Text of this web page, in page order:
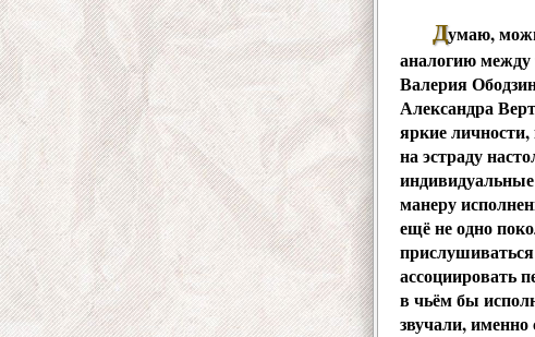
Думаю,
аналогию между
Валерия
Александра
яркие
на эстраду
манеру
ещё не одно
ассоциировать
в чьём бы
звучали,